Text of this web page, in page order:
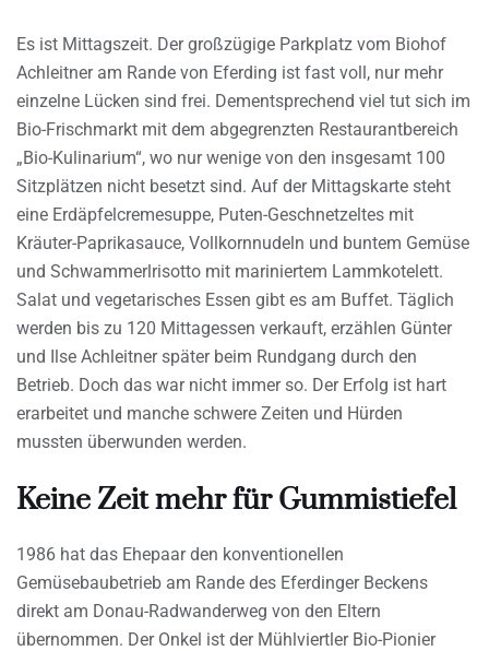
Es ist Mittagszeit. Der großzügige Parkplatz vom Biohof
Achleitner am Rande von Eferding ist fast voll, nur mehr
einzelne Lücken sind frei. Dementsprechend viel tut sich im
Bio-Frischmarkt mit dem abgegrenzten Restaurantbereich
„Bio-Kulinarium“, wo nur wenige von den insgesamt 100
Sitzplätzen nicht besetzt sind. Auf der Mittagskarte steht
eine Erdäpfelcremesuppe, Puten-Geschnetzeltes mit
Kräuter-Paprikasauce, Vollkornnudeln und buntem Gemüse
und Schwammerlrisotto mit mariniertem Lammkotelett.
Salat und vegetarisches Essen gibt es am Buffet. Täglich
werden bis zu 120 Mittagessen verkauft, erzählen Günter
und Ilse Achleitner später beim Rundgang durch den
Betrieb. Doch das war nicht immer so. Der Erfolg ist hart
erarbeitet und manche schwere Zeiten und Hürden
mussten überwunden werden.
Keine Zeit mehr für Gummistiefel
1986 hat das Ehepaar den konventionellen
Gemüsebaubetrieb am Rande des Eferdinger Beckens
direkt am Donau-Radwanderweg von den Eltern
übernommen. Der Onkel ist der Mühlviertler Bio-Pionier